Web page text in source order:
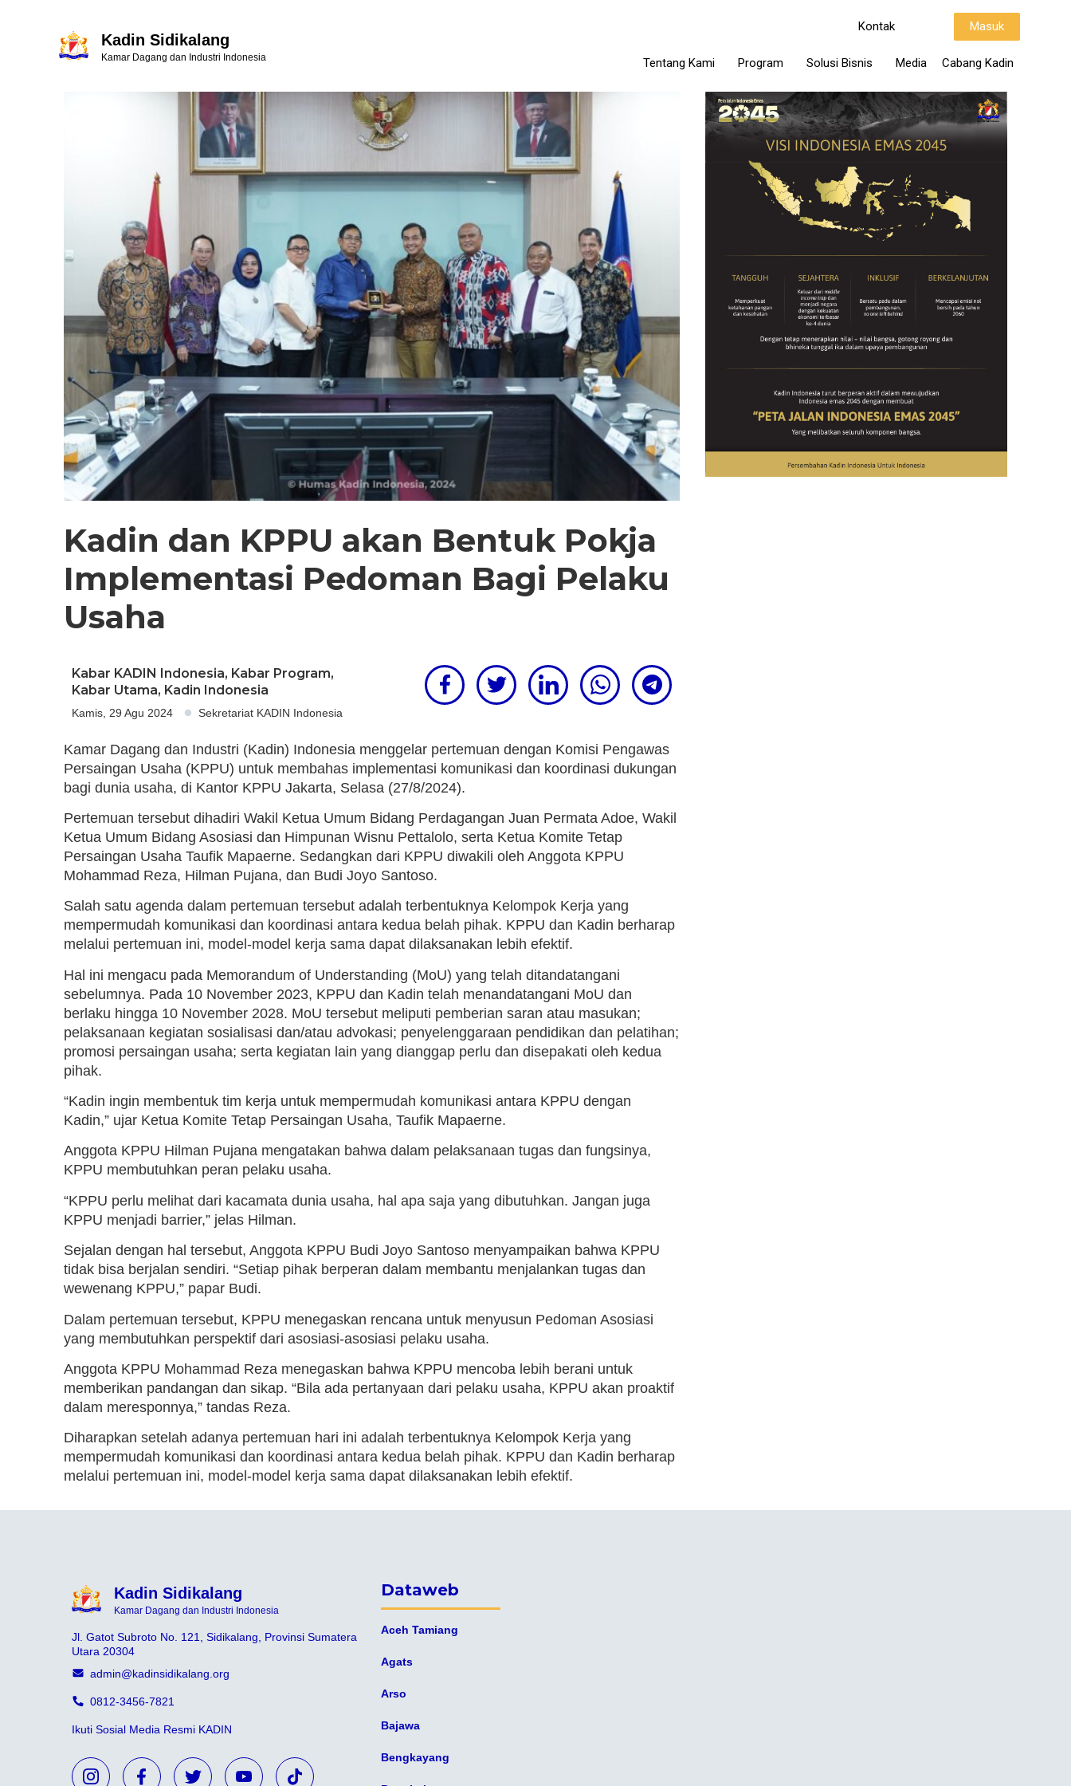
Kadin Sidikalang
Kamar Dagang dan Industri Indonesia
Kontak Masuk
Tentang Kami Program Solusi Bisnis Media Cabang Kadin
Kadin dan KPPU akan Bentuk Pokja
Implementasi Pedoman Bagi Pelaku
Usaha
Kabar KADIN Indonesia, Kabar Program,
Kabar Utama, Kadin Indonesia
Kamis, 29 Agu 2024 Sekretariat KADIN Indonesia
Kamar Dagang dan Industri (Kadin) Indonesia menggelar pertemuan dengan Komisi Pengawas
Persaingan Usaha (KPPU) untuk membahas implementasi komunikasi dan koordinasi dukungan
bagi dunia usaha, di Kantor KPPU Jakarta, Selasa (27/8/2024).
Pertemuan tersebut dihadiri Wakil Ketua Umum Bidang Perdagangan Juan Permata Adoe, Wakil
Ketua Umum Bidang Asosiasi dan Himpunan Wisnu Pettalolo, serta Ketua Komite Tetap
Persaingan Usaha Taufik Mapaerne. Sedangkan dari KPPU diwakili oleh Anggota KPPU
Mohammad Reza, Hilman Pujana, dan Budi Joyo Santoso.
Salah satu agenda dalam pertemuan tersebut adalah terbentuknya Kelompok Kerja yang
mempermudah komunikasi dan koordinasi antara kedua belah pihak. KPPU dan Kadin berharap
melalui pertemuan ini, model-model kerja sama dapat dilaksanakan lebih efektif.
Hal ini mengacu pada Memorandum of Understanding (MoU) yang telah ditandatangani
sebelumnya. Pada 10 November 2023, KPPU dan Kadin telah menandatangani MoU dan
berlaku hingga 10 November 2028. MoU tersebut meliputi pemberian saran atau masukan;
pelaksanaan kegiatan sosialisasi dan/atau advokasi; penyelenggaraan pendidikan dan pelatihan;
promosi persaingan usaha; serta kegiatan lain yang dianggap perlu dan disepakati oleh kedua
pihak.
“Kadin ingin membentuk tim kerja untuk mempermudah komunikasi antara KPPU dengan
Kadin,” ujar Ketua Komite Tetap Persaingan Usaha, Taufik Mapaerne.
Anggota KPPU Hilman Pujana mengatakan bahwa dalam pelaksanaan tugas dan fungsinya,
KPPU membutuhkan peran pelaku usaha.
“KPPU perlu melihat dari kacamata dunia usaha, hal apa saja yang dibutuhkan. Jangan juga
KPPU menjadi barrier,” jelas Hilman.
Sejalan dengan hal tersebut, Anggota KPPU Budi Joyo Santoso menyampaikan bahwa KPPU
tidak bisa berjalan sendiri. “Setiap pihak berperan dalam membantu menjalankan tugas dan
wewenang KPPU,” papar Budi.
Dalam pertemuan tersebut, KPPU menegaskan rencana untuk menyusun Pedoman Asosiasi
yang membutuhkan perspektif dari asosiasi-asosiasi pelaku usaha.
Anggota KPPU Mohammad Reza menegaskan bahwa KPPU mencoba lebih berani untuk
memberikan pandangan dan sikap. “Bila ada pertanyaan dari pelaku usaha, KPPU akan proaktif
dalam meresponnya,” tandas Reza.
Diharapkan setelah adanya pertemuan hari ini adalah terbentuknya Kelompok Kerja yang
mempermudah komunikasi dan koordinasi antara kedua belah pihak. KPPU dan Kadin berharap
melalui pertemuan ini, model-model kerja sama dapat dilaksanakan lebih efektif.
Kadin Sidikalang
Kamar Dagang dan Industri Indonesia
Jl. Gatot Subroto No. 121, Sidikalang, Provinsi Sumatera
Utara 20304
admin@kadinsidikalang.org
0812-3456-7821
Ikuti Sosial Media Resmi KADIN
Dataweb
Aceh Tamiang
Agats
Arso
Bajawa
Bengkayang